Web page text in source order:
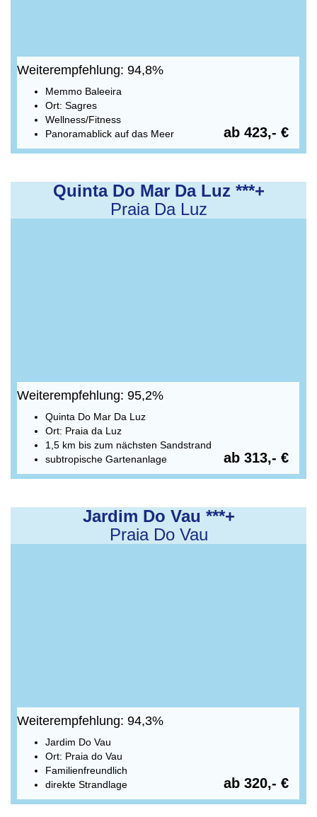
Weiterempfehlung: 94,8%
Memmo Baleeira
Ort: Sagres
Wellness/Fitness
Panoramablick auf das Meer
ab 423,- €
Quinta Do Mar Da Luz ***+
Praia Da Luz
Weiterempfehlung: 95,2%
Quinta Do Mar Da Luz
Ort: Praia da Luz
1,5 km bis zum nächsten Sandstrand
subtropische Gartenanlage
ab 313,- €
Jardim Do Vau ***+
Praia Do Vau
Weiterempfehlung: 94,3%
Jardim Do Vau
Ort: Praia do Vau
Familienfreundlich
direkte Strandlage
ab 320,- €